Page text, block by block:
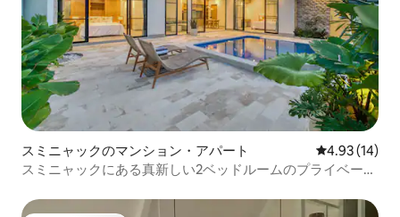
スミニャックのマンション・アパート レビュー14
4.93 (14)
スミニャックにある真新しい2ベッドルームのプライベート